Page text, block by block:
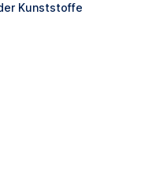
Kunststoffe